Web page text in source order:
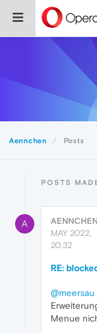
Aennchen Posts
POSTS
A AENNCHEN
MAY 2022,
20:32
RE:
@meersau
Menue